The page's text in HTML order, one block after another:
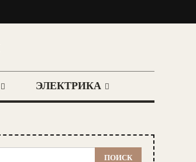
ЭЛЕКТРИКА